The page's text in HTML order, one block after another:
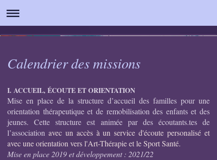
Calendrier des missions
I. ACCUEIL, ÉCOUTE ET ORIENTATION
Mise en place de la structure d’accueil des familles pour une
orientation thérapeutique et de remobilisation des enfants et des
jeunes. Cette structure est animée par des écoutants.tes de
l’association avec un accès à un service d'écoute personalisé et
avec une orientation vers l'Art-Thérapie et le Sport Santé.
Mise en place 2019 et développement : 2021/22